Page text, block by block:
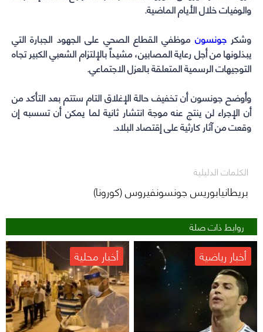
والوفيات خلال الأيام الماضية.
وشكرجونسون موظفي القطاع الصحي على الجهود الجبارة التي
يبذلونها من أجل رعاية المصابين، مشيداً بالإلتزام الشعبي الكبير تجاه
التوجيهات الرسمية المتعلقة بالعزل الاجتماعي.
وأوضح جونسون أن تخفيف حالة الإغلاق التام ستتم بعد التأكد من
أن الإجراء لن ينتج عنه موجة انتشار ثانية لما يمكن أن تسسبه إن
وقعت من آثار كارثية على إقتصاد البلاد.
الكلمات الدليلية
بريطانيابوريس جونسونفيروس (كورونا)
روابط ذات صلة
أخبار رياضية أخبار محلية